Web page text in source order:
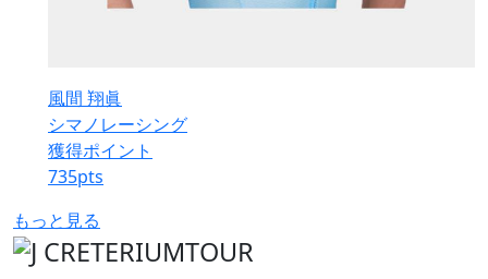
風間 翔眞
シマノレーシング
獲得ポイント
735pts
もっと見る